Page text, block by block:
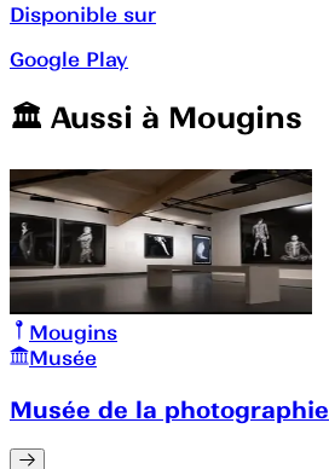
Disponible sur
Google Play
🏛️️ Aussi à Mougins
Mougins
Musée
Musée de la photographie